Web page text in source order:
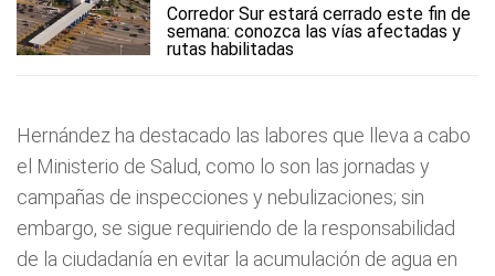
Corredor Sur estará cerrado este fin de
semana: conozca las vías afectadas y
rutas habilitadas
Hernández ha destacado las labores que lleva a cabo
el Ministerio de Salud, como lo son las jornadas y
campañas de inspecciones y nebulizaciones; sin
embargo, se sigue requiriendo de la responsabilidad
de la ciudadanía en evitar la acumulación de agua en